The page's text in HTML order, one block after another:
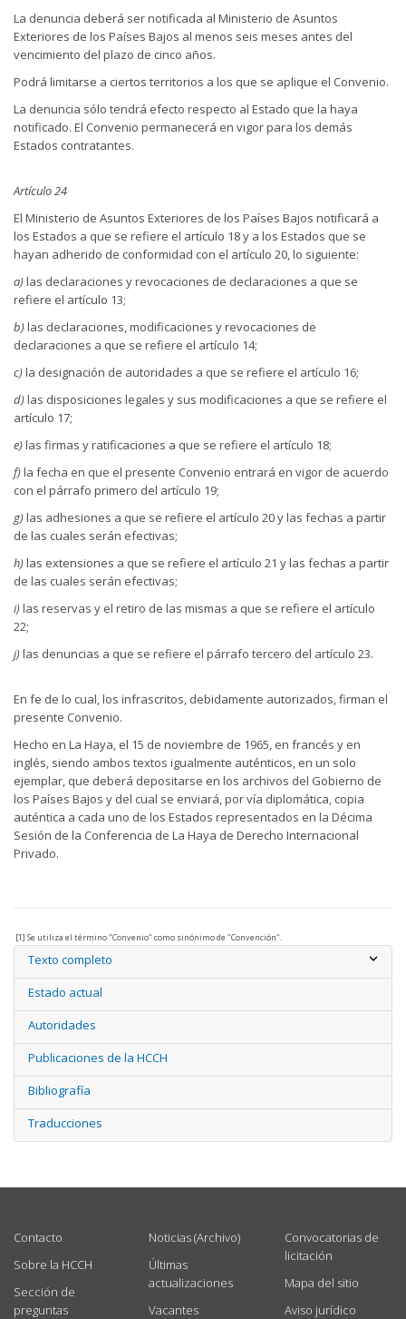
La denuncia deberá ser notificada al Ministerio de Asuntos
Exteriores de los Países Bajos al menos seis meses antes del
vencimiento del plazo de cinco años.
Podrá limitarse a ciertos territorios a los que se aplique el Convenio.
La denuncia sólo tendrá efecto respecto al Estado que la haya
notificado. El Convenio permanecerá en vigor para los demás
Estados contratantes.
Artículo 24
El Ministerio de Asuntos Exteriores de los Países Bajos notificará a
los Estados a que se refiere el artículo 18 y a los Estados que se
hayan adherido de conformidad con el artículo 20, lo siguiente:
a)las declaraciones y revocaciones de declaraciones a que se
refiere el artículo 13;
b)las declaraciones, modificaciones y revocaciones de
declaraciones a que se refiere el artículo 14;
c)la designación de autoridades a que se refiere el artículo 16;
d)las disposiciones legales y sus modificaciones a que se refiere el
artículo 17;
e)las firmas y ratificaciones a que se refiere el artículo 18;
f)la fecha en que el presente Convenio entrará en vigor de acuerdo
con el párrafo primero del artículo 19;
g)las adhesiones a que se refiere el artículo 20 y las fechas a partir
de las cuales serán efectivas;
h)las extensiones a que se refiere el artículo 21 y las fechas a partir
de las cuales serán efectivas;
i)las reservas y el retiro de las mismas a que se refiere el artículo
22;
j)las denuncias a que se refiere el párrafo tercero del artículo 23.
En fe de lo cual, los infrascritos, debidamente autorizados, firman el
presente Convenio.
Hecho en La Haya, el 15 de noviembre de 1965, en francés y en
inglés, siendo ambos textos igualmente auténticos, en un solo
ejemplar, que deberá depositarse en los archivos del Gobierno de
los Países Bajos y del cual se enviará, por vía diplomática, copia
auténtica a cada uno de los Estados representados en la Décima
Sesión de la Conferencia de La Haya de Derecho Internacional
Privado.
[1] Se utiliza el término "Convenio" como sinónimo de "Convención".
Texto completo
Estado actual
Autoridades
Publicaciones de la HCCH
Bibliografía
Traducciones
Contacto
Sobre la HCCH
Sección de
preguntas
Noticias (Archivo)
Últimas
actualizaciones
Vacantes
Convocatorias de
licitación
Mapa del sitio
Aviso jurídico